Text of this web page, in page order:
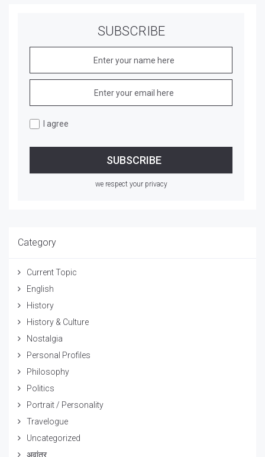
SUBSCRIBE
I agree
we respect your privacy
Category
Current Topic
English
History
History & Culture
Nostalgia
Personal Profiles
Philosophy
Politics
Portrait / Personality
Travelogue
Uncategorized
अवांतर